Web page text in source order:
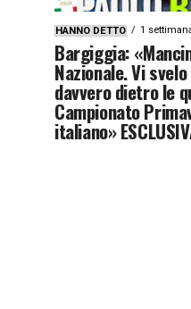
HANNO DETTO 1
Bargiggia:
Nazionale. Vi
davvero dietro le
Campionato
italiano»